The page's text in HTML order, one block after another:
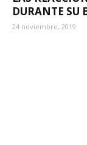
DURANTE SU
24 noviembre, 2019